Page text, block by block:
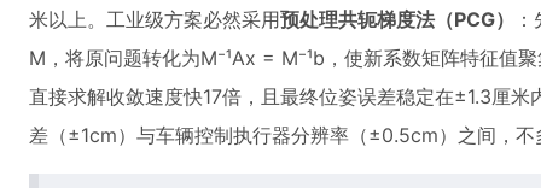
米以上。工业级方案必然采用预处理共轭梯度法（PCG）
M，将原问题转化为M⁻¹Ax = M⁻¹b，使新系数矩阵特征值
直接求解收敛速度快17倍，且最终位姿误差稳定在±1.3厘
差（±1cm）与车辆控制执行器分辨率（±0.5cm）之间，不